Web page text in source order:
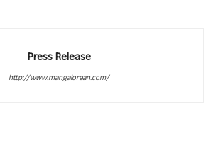
Press Release
http://www.mangalorean.com/